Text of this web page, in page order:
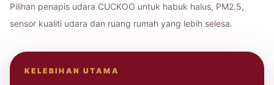
Pilihan penapis udara CUCKOO untuk habuk halus, PM2.5,
sensor kualiti udara dan ruang rumah yang lebih selesa.
KELEBIHAN UTAMA